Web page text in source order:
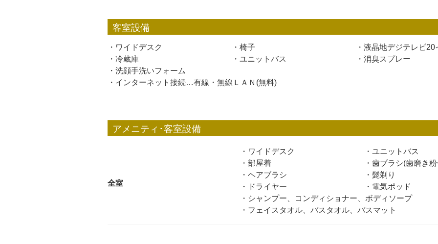
客室設備
・ワイドデスク ・椅子
・液晶地デジテレビ20
・冷蔵庫
・ユニットバス
・消臭スプレー
・洗顔手洗いフォーム
・インターネット接続…有線・無線ＬＡＮ(無料)
アメニティ･客室設備
全室
・ワイドデスク
・ユニットバス
・部屋着
・歯ブラシ(歯磨き
・ヘアブラシ
・髭剃り
・ドライヤー
・電気ポッド
・シャンプー、コンディショナー、ボディソープ
・フェイスタオル、バスタオル、バスマット